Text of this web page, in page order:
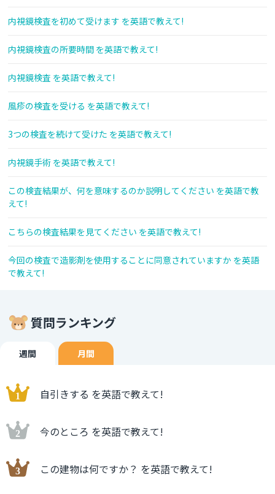
内視鏡検査を初めて受けます を英語で教えて!
内視鏡検査の所要時間 を英語で教えて!
内視鏡検査 を英語で教えて!
風疹の検査を受ける を英語で教えて!
3つの検査を続けて受けた を英語で教えて!
内視鏡手術 を英語で教えて!
この検査結果が、何を意味するのか説明してください を英語で教
えて!
こちらの検査結果を見てください を英語で教えて!
今回の検査で造影剤を使用することに同意されていますか を英語
で教えて!
質問ランキング
週間 月間
自引きする を英語で教えて!
今のところ を英語で教えて!
この建物は何ですか？ を英語で教えて!